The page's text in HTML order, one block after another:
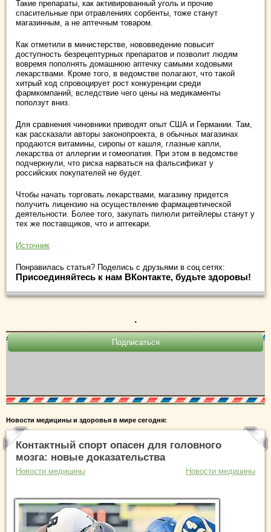
Такие препараты, как активированный уголь и прочие
спасительные при отравлениях сорбенты, тоже станут
магазинным, а не аптечным товаром.
Как отметили в министерстве, нововведение повысит
доступность безрецептурных препаратов и позволит людям
вовремя пополнять домашнюю аптечку самыми ходовыми
лекарствами. Кроме того, в ведомстве полагают, что такой
хитрый ход спровоцирует рост конкуренции среди
фармкомпаний, вследствие чего цены на медикаменты
поползут вниз.
Для сравнения чиновники приводят опыт США и Германии. Там,
как рассказали авторы законопроекта, в обычных магазинах
продаются витамины, сиропы от кашля, глазные капли,
лекарства от аллергии и гомеопатия. При этом в ведомстве
подчеркнули, что риска нарваться на фальсификат у
российских покупателей не будет.
Чтобы начать торговать лекарствами, магазину придется
получить лицензию на осуществление фармацевтической
деятельности. Более того, закупать пилюли ритейлеры станут у
тех же поставщиков, что и аптекари.
Источник
Понравилась статья? Поделись с друзьями в соц.сетях:
Присоединяйтесь к нам ВКонтакте, будьте здоровы!
.
Новости медицины и здоровья в мире сегодня:
Контактный спорт опасен для головного
мозга: новые доказательства
Новости медицины Новости медицины